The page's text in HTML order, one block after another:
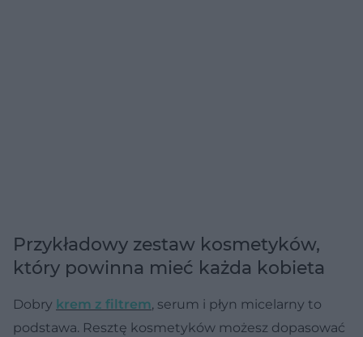
Przykładowy zestaw kosmetyków,
który powinna mieć każda kobieta
Dobry krem z filtrem, serum i płyn micelarny to
podstawa. Resztę kosmetyków możesz dopasować